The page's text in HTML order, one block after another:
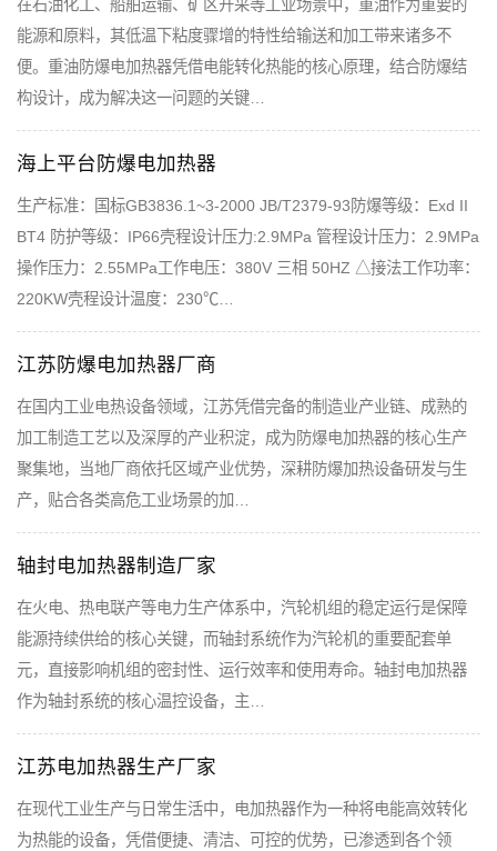
在石油化工、船舶运输、矿区开采等工业场景中，重油作为重要的
能源和原料，其低温下粘度骤增的特性给输送和加工带来诸多不
便。重油防爆电加热器凭借电能转化热能的核心原理，结合防爆结
构设计，成为解决这一问题的关键…
海上平台防爆电加热器
生产标准：国标GB3836.1~3-2000 JB/T2379-93防爆等级：Exd II
BT4 防护等级：IP66壳程设计压力:2.9MPa 管程设计压力：2.9MPa
操作压力：2.55MPa工作电压：380V 三相 50HZ △接法工作功率：
220KW壳程设计温度：230℃…
江苏防爆电加热器厂商
在国内工业电热设备领域，江苏凭借完备的制造业产业链、成熟的
加工制造工艺以及深厚的产业积淀，成为防爆电加热器的核心生产
聚集地，当地厂商依托区域产业优势，深耕防爆加热设备研发与生
产，贴合各类高危工业场景的加…
轴封电加热器制造厂家
在火电、热电联产等电力生产体系中，汽轮机组的稳定运行是保障
能源持续供给的核心关键，而轴封系统作为汽轮机的重要配套单
元，直接影响机组的密封性、运行效率和使用寿命。轴封电加热器
作为轴封系统的核心温控设备，主…
江苏电加热器生产厂家
在现代工业生产与日常生活中，电加热器作为一种将电能高效转化
为热能的设备，凭借便捷、清洁、可控的优势，已渗透到各个领